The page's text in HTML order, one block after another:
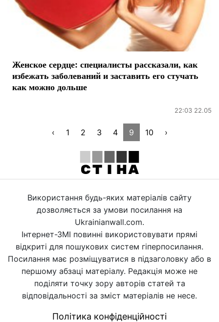
Женское сердце: специалисты рассказали, как
избежать заболеваний и заставить его стучать
как можно дольше
22:03 22.05
‹ 1 2 3 4 9 10 ›
Використання будь-яких матеріалів сайту
дозволяється за умови посилання на
Ukrainianwall.com.
Інтернет-ЗМІ повинні використовувати прямі
відкриті для пошукових систем гіперпосилання.
Посилання має розміщуватися в підзаголовку або в
першому абзаці матеріалу. Редакція може не
поділяти точку зору авторів статей та
відповідальності за зміст матеріалів не несе.
Політика конфіденційності